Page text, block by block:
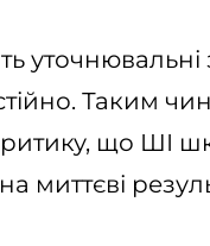
Таким
що ШІ